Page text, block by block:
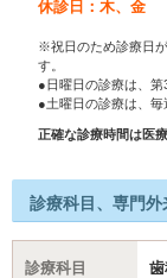
休診日：木、金
※祝日のため診療日
す。
●日曜日の診療は、第
●土曜日の診療は、毎
正確な診療時間は医
診療科目、専門
診療科目